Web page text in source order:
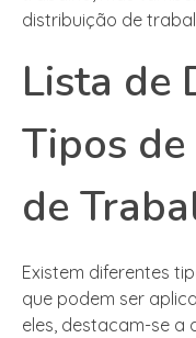
distribuição de
Lista de
Tipos
de
Existem diferentes
que podem ser
eles, destacam-se a